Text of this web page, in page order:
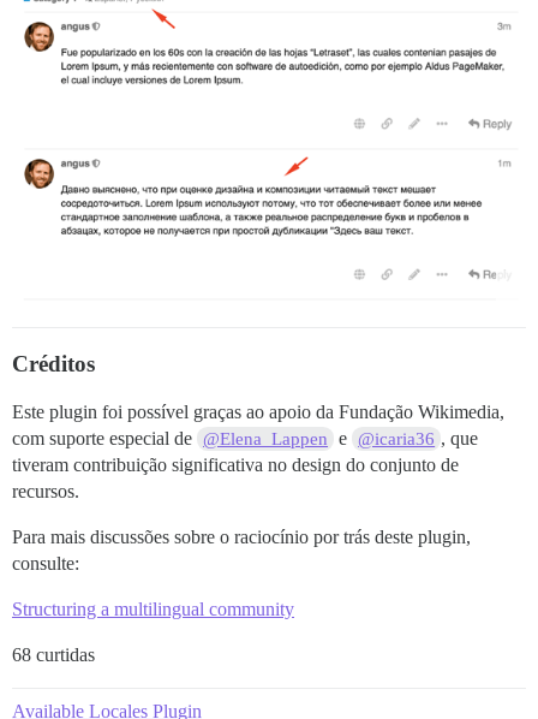
Créditos
Este plugin foi possível graças ao apoio da Fundação Wikimedia,
com suporte especial de @Elena_Lappen e @icaria36 , que
tiveram contribuição significativa no design do conjunto de
recursos.
Para mais discussões sobre o raciocínio por trás deste plugin,
consulte:
Structuring a multilingual community
68 curtidas
Available Locales Plugin